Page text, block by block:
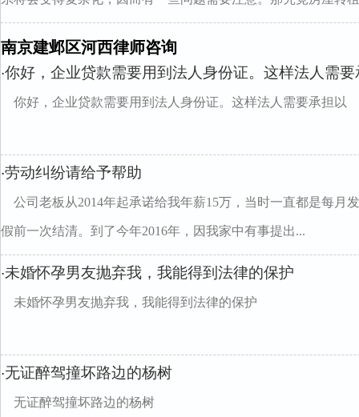
南京建邺区河西律师咨询
·你好，企业贷款需要用到法人身份证。这样法人需要
你好，企业贷款需要用到法人身份证。这样法人需要承担以
·劳动纠纷请给予帮助
公司老板从2014年起承诺给我年薪15万，当时一直都是每月
假前一次结清。到了今年2016年，因我家中有事提出...
·未婚怀孕男友抛弃我，我能得到法律的保护
未婚怀孕男友抛弃我，我能得到法律的保护
·无证醉驾撞坏路边的杨树
无证醉驾撞坏路边的杨树